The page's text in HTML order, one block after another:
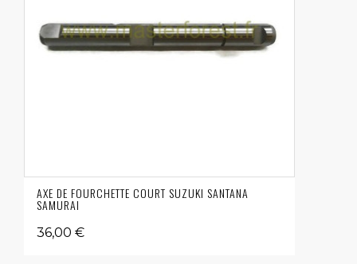
AXE DE FOURCHETTE COURT SUZUKI SANTANA
SAMURAI
36,00 €